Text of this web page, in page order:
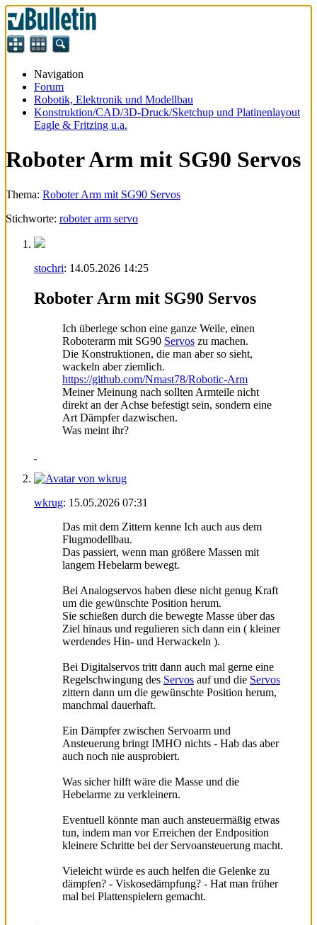
Navigation
Forum
Robotik, Elektronik und Modellbau
Konstruktion/CAD/3D-Druck/Sketchup und Platinenlayout
Eagle & Fritzing u.a.
Roboter Arm mit SG90 Servos
Thema: Roboter Arm mit SG90 Servos
Stichworte: roboter arm servo
stochri: 14.05.2026 14:25
Roboter Arm mit SG90 Servos
Ich überlege schon eine ganze Weile, einen
Roboterarm mit SG90 Servos zu machen.
Die Konstruktionen, die man aber so sieht,
wackeln aber ziemlich.
https://github.com/Nmast78/Robotic-Arm
Meiner Meinung nach sollten Armteile nicht
direkt an der Achse befestigt sein, sondern eine
Art Dämpfer dazwischen.
Was meint ihr?
wkrug: 15.05.2026 07:31
Das mit dem Zittern kenne Ich auch aus dem
Flugmodellbau.
Das passiert, wenn man größere Massen mit
langem Hebelarm bewegt.
Bei Analogservos haben diese nicht genug Kraft
um die gewünschte Position herum.
Sie schießen durch die bewegte Masse über das
Ziel hinaus und regulieren sich dann ein ( kleiner
werdendes Hin- und Herwackeln ).
Bei Digitalservos tritt dann auch mal gerne eine
Regelschwingung des Servos auf und die Servos
zittern dann um die gewünschte Position herum,
manchmal dauerhaft.
Ein Dämpfer zwischen Servoarm und
Ansteuerung bringt IMHO nichts - Hab das aber
auch noch nie ausprobiert.
Was sicher hilft wäre die Masse und die
Hebelarme zu verkleinern.
Eventuell könnte man auch ansteuermäßig etwas
tun, indem man vor Erreichen der Endposition
kleinere Schritte bei der Servoansteuerung macht.
Vieleicht würde es auch helfen die Gelenke zu
dämpfen? - Viskosedämpfung? - Hat man früher
mal bei Plattenspielern gemacht.